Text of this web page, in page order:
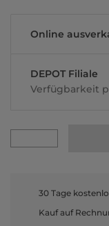
Online
DEPOT Filiale
Verfügbarkeit
30 Tage
Kauf auf